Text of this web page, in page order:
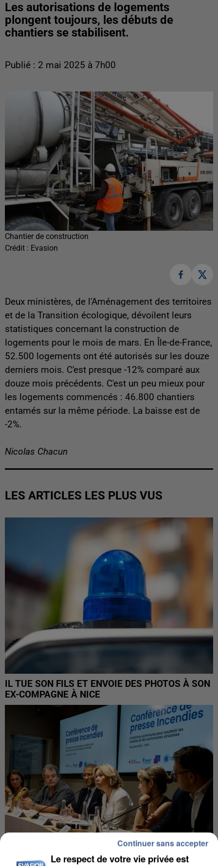
Les autorisations de logements
plongent toujours, les débuts de
chantiers se stabilisent.
Publié : 2 mai 2025 à 7h00
Chantier de construction
Crédit : Evasion
Deux ministères, de l'Aménagement des territoires
et de la Transition écologique, dévoilent leurs
statistiques concernant la construction de
logements pour le mois de mars. En Île-de-France,
52.500 logements ont été autorisés sur les douze
derniers mois. C'est presque -12% comparé aux
douze mois précédents. C'est un peu mieux pour
les logements commencés : 46.800 chantiers
entamés sur la même période. La baisse est de
-2%.
Nicolas Chacun
LES ARTICLES LES PLUS VUS
IL TUE SON FILS ET ENVOIE DES PHOTOS À SON
EX-COMPAGNE À NICE
Le respect de votre vie privée est
Continuer sans accepter